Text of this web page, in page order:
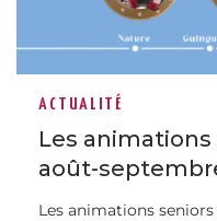
ACTUALITÉ
Les
août-
Les animations